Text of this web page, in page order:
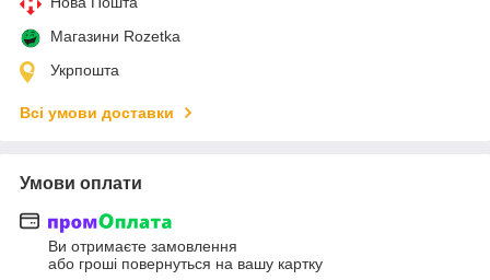
Магазини Rozetka
Укрпошта
Всі умови доставки
Умови оплати
Ви отримаєте замовлення
або гроші повернуться на вашу картку